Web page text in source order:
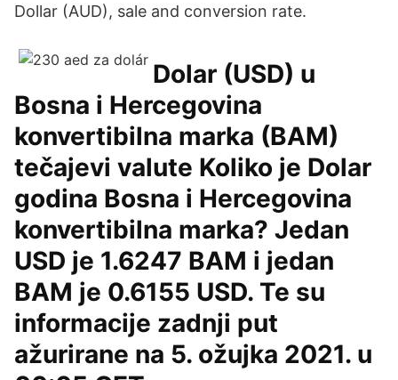
Dollar (AUD), sale and conversion rate.
Dolar (USD) u
Bosna i Hercegovina
konvertibilna marka (BAM)
tečajevi valute Koliko je Dolar
godina Bosna i Hercegovina
konvertibilna marka? Jedan
USD je 1.6247 BAM i jedan
BAM je 0.6155 USD. Te su
informacije zadnji put
ažurirane na 5. ožujka 2021. u